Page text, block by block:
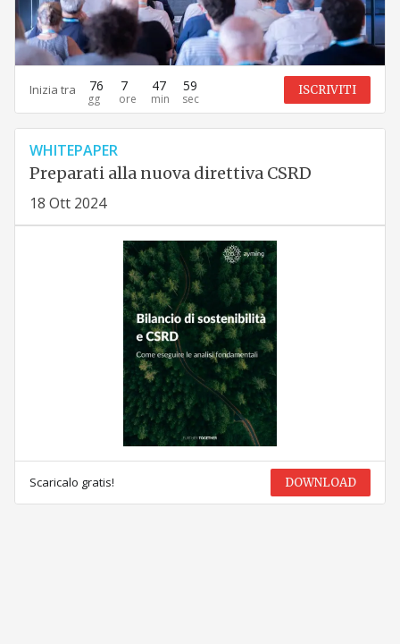
Inizia tra 76 7 47 58 ISCRIVITI
WHITEPAPER
Preparati alla nuova direttiva CSRD
18 Ott 2024
Scaricalo gratis! DOWNLOAD